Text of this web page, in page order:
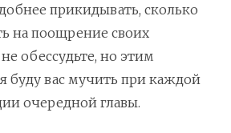
прикидывать, сколько
на поощрение своих
обессудьте, но этим
буду вас мучить при каждой
очередной главы.